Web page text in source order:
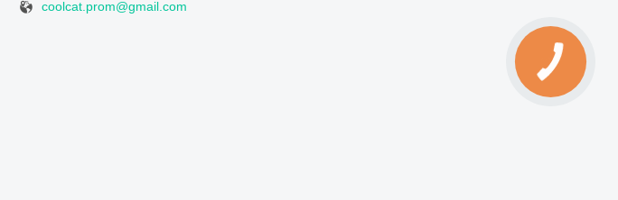
coolcat.prom@gmail.com